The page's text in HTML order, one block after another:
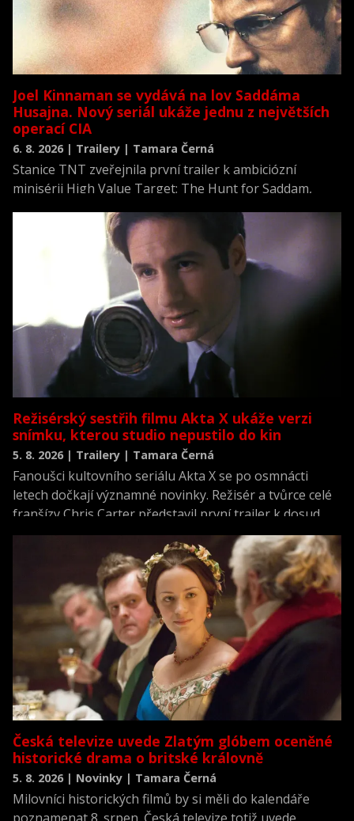
Joel Kinnaman se vydává na lov Saddáma
Husajna. Nový seriál ukáže jednu z největších
operací CIA
6. 8. 2026 | Trailery | Tamara Černá
Stanice TNT zveřejnila první trailer k ambiciózní
minisérii High Value Target: The Hunt for Saddam,
novodobých dějin.
Režisérský sestřih filmu Akta X ukáže verzi
snímku, kterou studio nepustilo do kin
5. 8. 2026 | Trailery | Tamara Černá
Fanoušci kultovního seriálu Akta X se po osmnácti
letech dočkají významné novinky. Režisér a tvůrce celé
franšízy Chris Carter představil první trailer k dosud
neviděné režisérské verzi filmu Akta X: Chci uvěřit.
Česká televize uvede Zlatým glóbem oceněné
historické drama o britské královně
5. 8. 2026 | Novinky | Tamara Černá
Milovníci historických filmů by si měli do kalendáře